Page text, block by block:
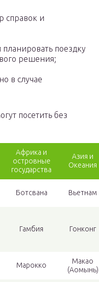
справок и
планировать поездку
решения;
в случае
посетить без
Африка и
островные
государства
Азия и
Океания
Ботсвана Вьетнам
Гамбия Гонконг
Марокко
Макао
(Аомынь)